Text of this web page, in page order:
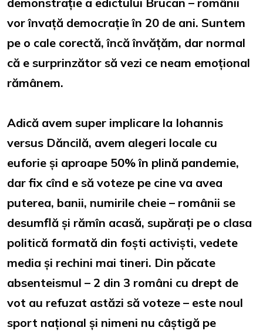
vor învață democrație în 20 de ani. Suntem
pe o cale corectă, încă învățăm, dar normal
că e surprinzător să vezi ce neam emoțional
rămânem.
Adică avem super implicare la Iohannis
versus Dăncilă, avem alegeri locale cu
euforie și aproape 50% în plină pandemie,
dar fix cînd e să voteze pe cine va avea
puterea, banii, numirile cheie – românii se
desumflă și rămîn acasă, supărați pe o clasa
politică formată din foști activiști, vedete
media și rechini mai tineri. Din păcate
absenteismul – 2 din 3 români cu drept de
vot au refuzat astăzi să voteze – este noul
sport național și nimeni nu câștigă pe